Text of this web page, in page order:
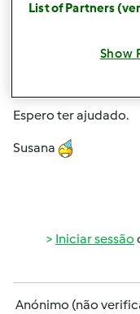
moles, pode
http://
Espero ter ajudado.
Susana
Iniciar sessão
Anónimo (não
List of Partners
Show